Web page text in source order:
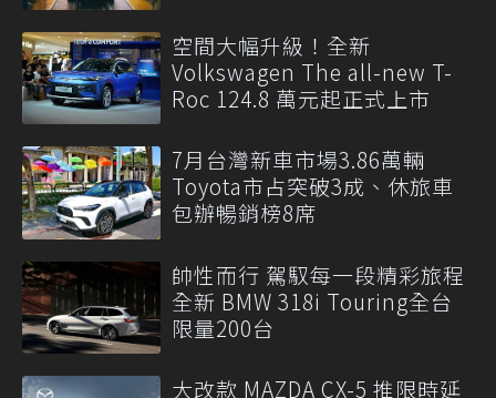
空間大幅升級！全新
Volkswagen The all-new T-
Roc 124.8 萬元起正式上市
7月台灣新車市場3.86萬輛
Toyota市占突破3成、休旅車
包辦暢銷榜8席
帥性而行 駕馭每一段精彩旅程
全新 BMW 318i Touring全台
限量200台
大改款 MAZDA CX-5 推限時延